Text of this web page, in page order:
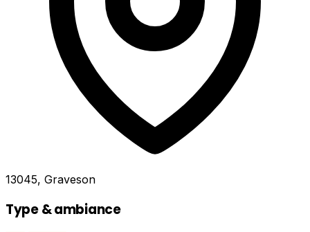
13045, Graveson
Type & ambiance